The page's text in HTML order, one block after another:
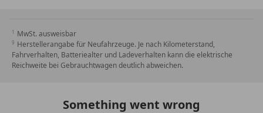
MwSt. ausweisbar
Herstellerangabe für Neufahrzeuge. Je nach Kilometerstand,
Fahrverhalten, Batteriealter und Ladeverhalten kann die elektrische
Reichweite bei Gebrauchtwagen deutlich abweichen.
Something went wrong